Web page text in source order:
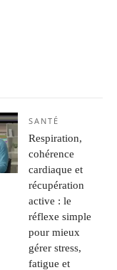
carrelée :
SANTÉ
Respiration,
cohérence
cardiaque et
récupération
active : le
réflexe simple
pour mieux
gérer stress,
fatigue et